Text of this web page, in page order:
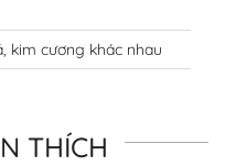
kim cương khác nhau
THÍCH